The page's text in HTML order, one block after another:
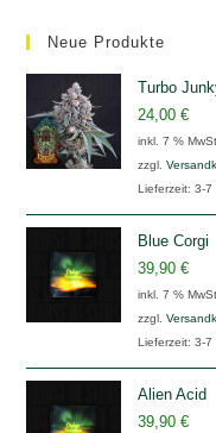
Neue Produkte
Turbo
24,00 €
inkl. 7 % MwSt.
zzgl.
Lieferzeit: 3-7
Blue Corgi
39,90 €
inkl. 7 % MwSt.
zzgl.
Lieferzeit: 3-7
Alien Acid
39,90 €